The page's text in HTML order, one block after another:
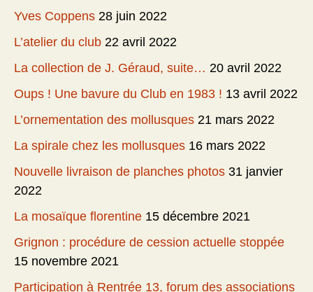
Yves Coppens 28 juin 2022
L’atelier du club 22 avril 2022
La collection de J. Géraud, suite… 20 avril 2022
Oups ! Une bavure du Club en 1983 ! 13 avril 2022
L’ornementation des mollusques 21 mars 2022
La spirale chez les mollusques 16 mars 2022
Nouvelle livraison de planches photos 31 janvier
2022
La mosaïque florentine 15 décembre 2021
Grignon : procédure de cession actuelle stoppée
15 novembre 2021
Participation à Rentrée 13, forum des associations